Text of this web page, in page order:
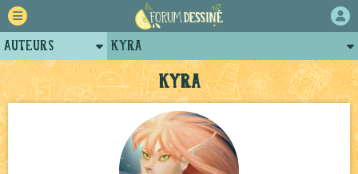
Kyra
Auteurs
Retour
Forum
Projets
Tutoriels
Kyra
Posts de kyra